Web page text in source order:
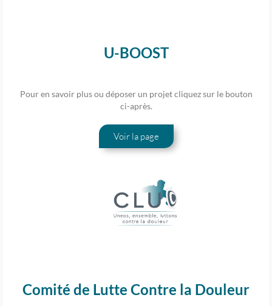
U-BOOST
Pour en savoir plus ou déposer un projet cliquez sur le bouton
ci-après.
Voir la page
Comité de Lutte Contre la Douleur